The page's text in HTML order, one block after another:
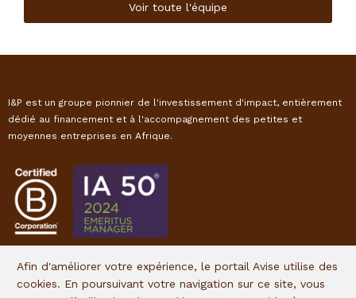
Voir toute l'équipe
I&P est un groupe pionnier de l'investissement d'impact, entièrement
dédié au financement et à l'accompagnement des petites et
moyennes entreprises en Afrique.
À PROPOS
Afin d'améliorer votre expérience, le portail Avise utilise des
cookies. En poursuivant votre navigation sur ce site, vous